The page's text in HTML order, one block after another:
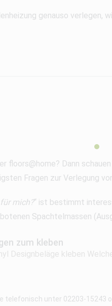
genauso verlegen,
Dann
Fragen zur Verlegung
mich?“ ist bestimmt
Spachtelmassen
zum kleben
Designbeläge kleben
unter 02203-15243